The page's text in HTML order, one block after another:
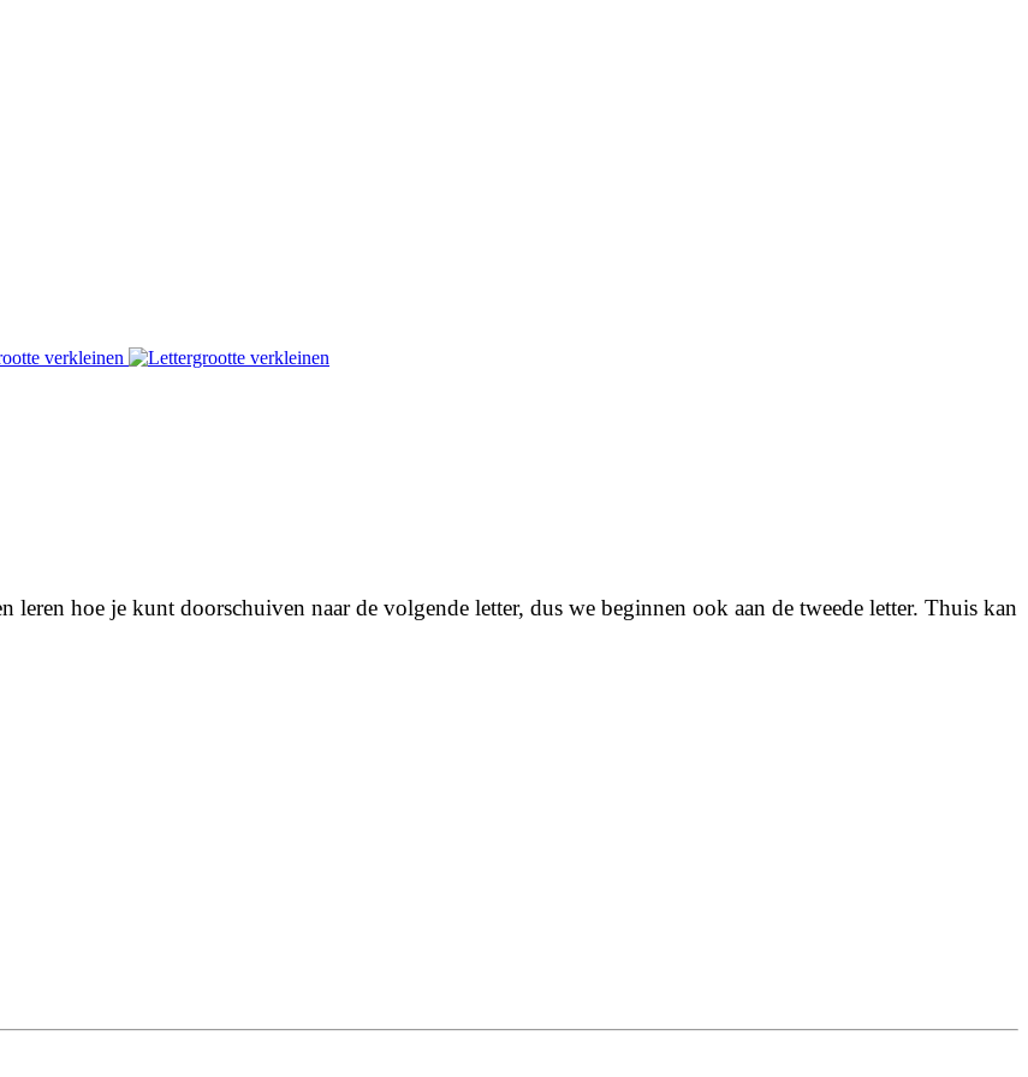
verkleinen
leren hoe je kunt doorschuiven naar de volgende letter, dus we beginnen ook aan de tweede letter. Thuis kan